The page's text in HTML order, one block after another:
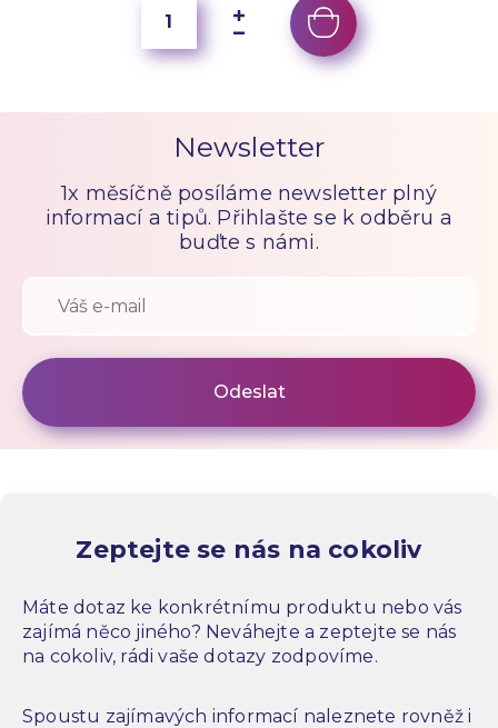
Newsletter
1x měsíčně posíláme newsletter plný
informací a tipů. Přihlašte se k odběru a
buďte s námi.
Zeptejte se nás na cokoliv
Máte dotaz ke konkrétnímu produktu nebo vás
zajímá něco jiného? Neváhejte a zeptejte se nás
na cokoliv, rádi vaše dotazy zodpovíme.
Spoustu zajímavých informací naleznete rovněž i